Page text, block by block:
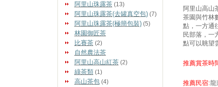
阿里山珠露茶(13)
阿里山珠露茶(去罐真空包)(7)
阿里山珠露茶(極簡包裝)(5)
林園御匠茶
比賽茶(2)
自然農法茶
阿里山高山紅茶(2)
綠茶類 (1)
高山茶包(4)
阿里山高山
茶園與竹林
點，一方通
民部落，一
點可以眺望
推薦賞茶時
推薦民宿:龍